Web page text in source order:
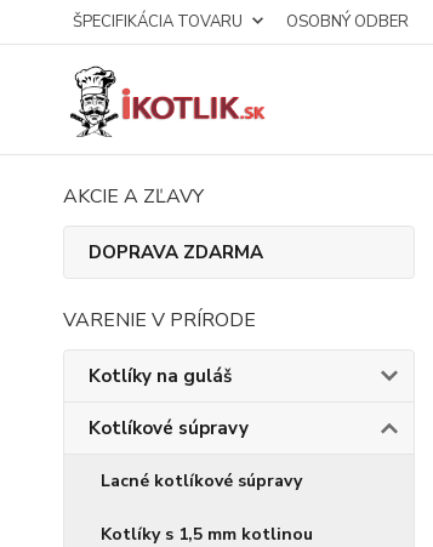
ŠPECIFIKÁCIA TOVARU OSOBNÝ ODBER
AKCIE A ZĽAVY
DOPRAVA ZDARMA
VARENIE V PRÍRODE
Kotlíky na guláš
Kotlíkové súpravy
Lacné kotlíkové súpravy
Kotlíky s 1,5 mm kotlinou